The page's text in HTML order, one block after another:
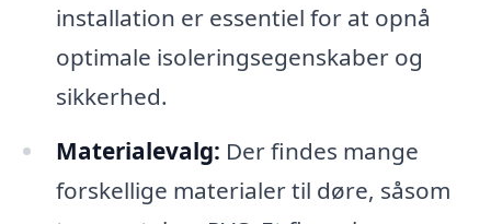
installation er essentiel for at opnå
optimale isoleringsegenskaber og
sikkerhed.
Materialevalg: Der findes mange
forskellige materialer til døre, såsom